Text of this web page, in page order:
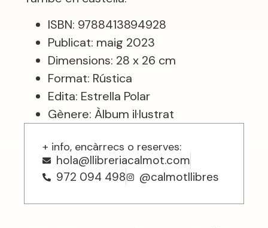
ISBN: 9788413894928
Publicat: maig 2023
Dimensions: 28 x 26 cm
Format: Rústica
Edita: Estrella Polar
Gènere: Àlbum il·lustrat
+ info, encàrrecs o reserves:
hola@llibreriacalmot.com
972 094 498
@calmotllibres